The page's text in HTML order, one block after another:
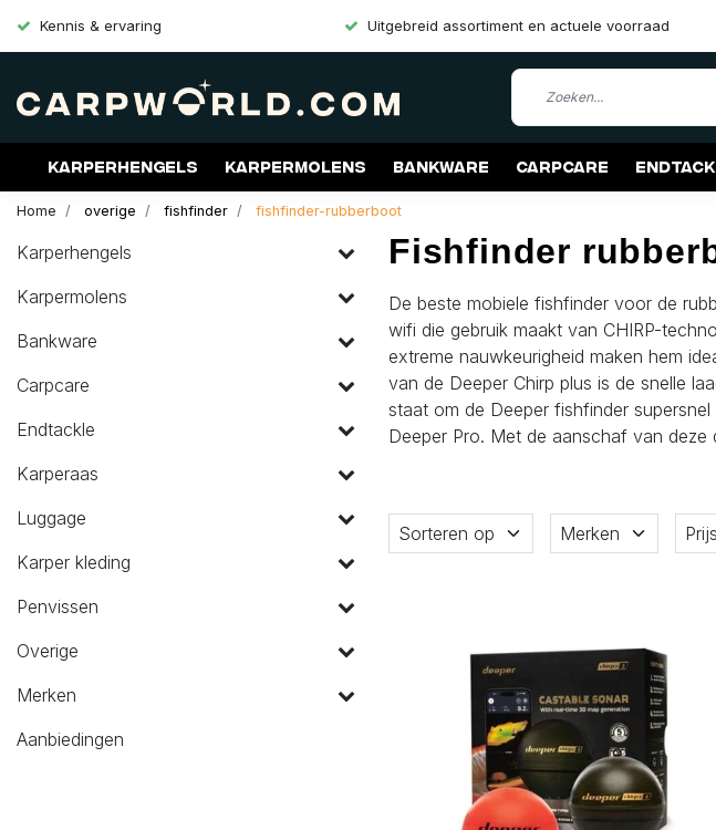
Kennis & ervaring Uitgebreid assortiment en actuele voorraad
Karperhengels Karpermolens Bankware Carpcare
Merken Aanbiedingen Gift Cards
Home overige fishfinder fishfinder-rubberboot
Karperhengels
Karpermolens
Bankware
Carpcare
Endtackle
Karperaas
Luggage
Karper kleding
Penvissen
Overige
Merken
Aanbiedingen
Fishfinder
De beste mobiele fishfinder voor de
wifi die gebruik maakt van CHIRP-
extreme nauwkeurigheid maken hem
van de Deeper Chirp plus is de snelle
staat om de Deeper fishfinder
Deeper Pro. Met de aanschaf van
Sorteren op Merken Prijs